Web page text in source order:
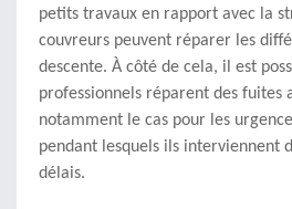
petits travaux en rapport avec la
couvreurs peuvent réparer les
descente. À côté de cela, il est
professionnels réparent des fuites
notamment le cas pour les
pendant lesquels ils interviennent
délais.